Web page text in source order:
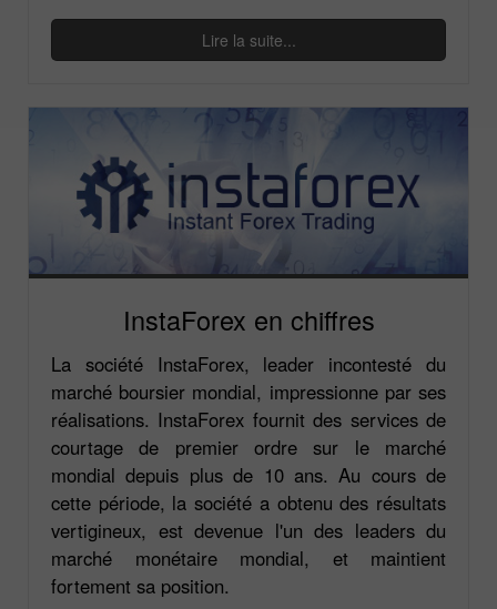
Lire la suite...
InstaForex en chiffres
La société InstaForex, leader incontesté du
marché boursier mondial, impressionne par ses
réalisations. InstaForex fournit des services de
courtage de premier ordre sur le marché
mondial depuis plus de 10 ans. Au cours de
cette période, la société a obtenu des résultats
vertigineux, est devenue l'un des leaders du
marché monétaire mondial, et maintient
fortement sa position.